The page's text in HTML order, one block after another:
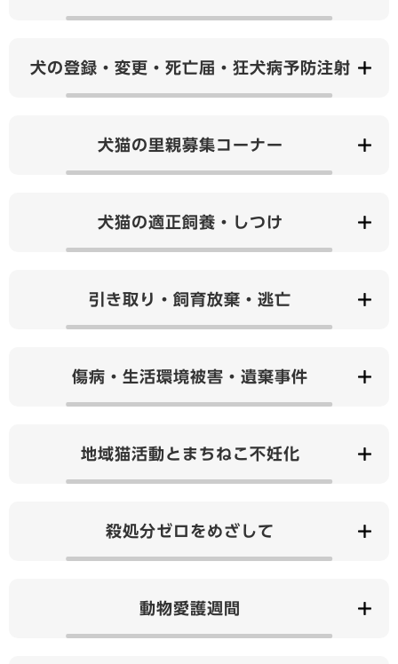
犬の登録・変更・死亡届・狂犬病予防注射
犬猫の里親募集コーナー
犬猫の適正飼養・しつけ
引き取り・飼育放棄・逃亡
傷病・生活環境被害・遺棄事件
地域猫活動とまちねこ不妊化
殺処分ゼロをめざして
動物愛護週間